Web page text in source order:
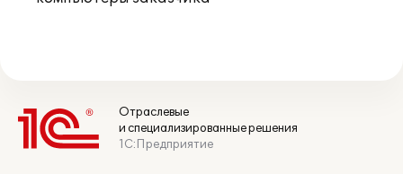
Отраслевые
и специализированные решения
1С:Предприятие